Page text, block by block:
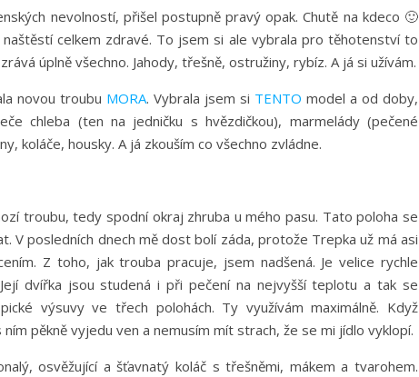
nevolností, přišel postupně pravý opak. Chutě na kdeco 🙂
naštěstí celkem zdravé. To jsem si ale vybrala pro těhotenství to
úplně všechno. Jahody, třešně, ostružiny, rybíz. A já si užívám.
novou troubu MORA. Vybrala jsem si TENTO model a od doby,
chleba (ten na jedničku s hvězdičkou), marmelády (pečené
koláče, housky. A já zkouším co všechno zvládne.
troubu, tedy spodní okraj zhruba u mého pasu. Tato poloha se
V posledních dnech mě dost bolí záda, protože Trepka už má asi
Z toho, jak trouba pracuje, jsem nadšená. Je velice rychle
dvířka jsou studená i při pečení na nejvyšší teplotu a tak se
výsuvy ve třech polohách. Ty využívám maximálně. Když
pěkně vyjedu ven a nemusím mít strach, že se mi jídlo vyklopí.
osvěžující a šťavnatý koláč s třešněmi, mákem a tvarohem.